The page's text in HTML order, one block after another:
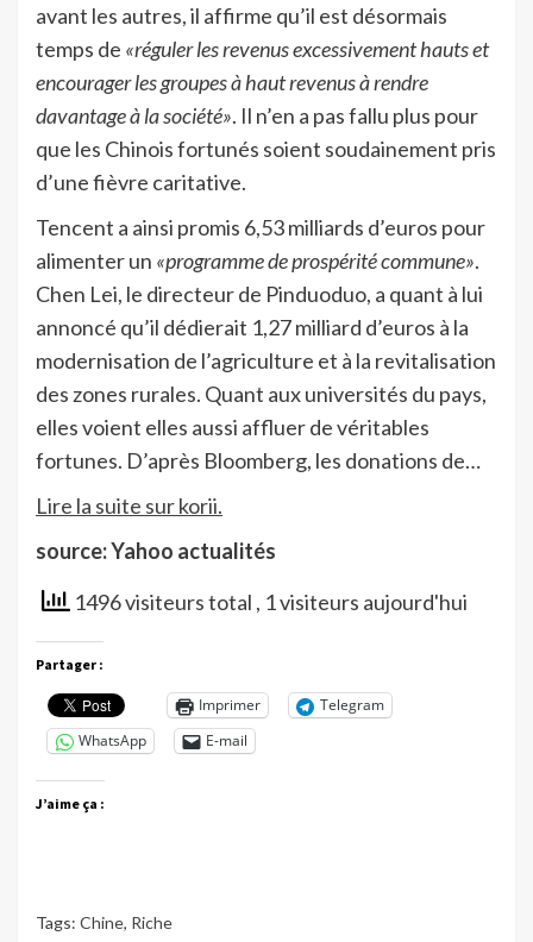
avant les autres, il affirme qu’il est désormais
temps de «réguler les revenus excessivement hauts et
encourager les groupes à haut revenus à rendre
davantage à la société». Il n’en a pas fallu plus pour
que les Chinois fortunés soient soudainement pris
d’une fièvre caritative.
Tencent a ainsi promis 6,53 milliards d’euros pour
alimenter un «programme de prospérité commune».
Chen Lei, le directeur de Pinduoduo, a quant à lui
annoncé qu’il dédierait 1,27 milliard d’euros à la
modernisation de l’agriculture et à la revitalisation
des zones rurales. Quant aux universités du pays,
elles voient elles aussi affluer de véritables
fortunes. D’après Bloomberg, les donations de…
Lire la suite sur korii.
source: Yahoo actualités
1496 visiteurs total , 1 visiteurs aujourd'hui
Partager :
Imprimer
Telegram
WhatsApp
E-mail
J’aime ça :
Tags: Chine, Riche